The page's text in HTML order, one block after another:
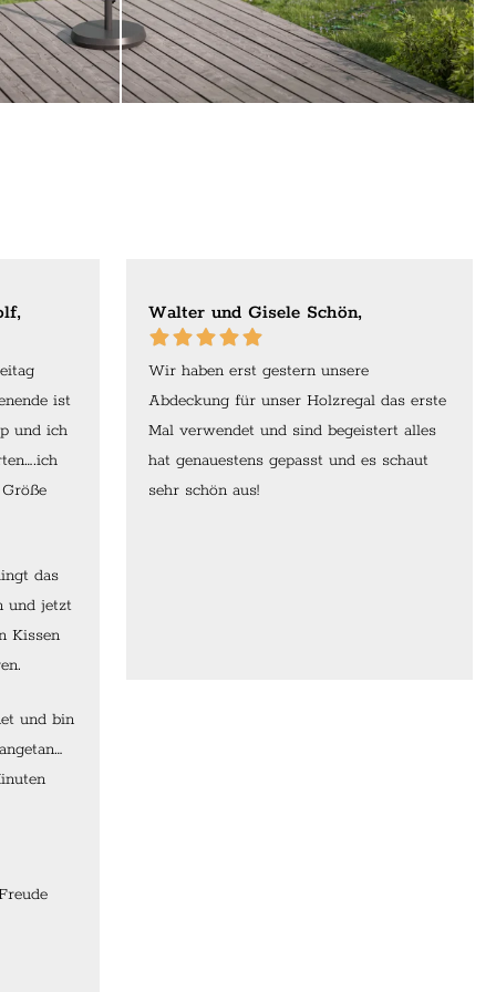
ist
und ich
das
und jetzt
Kissen
und bin
Walter und Gisele Schön,
Wir haben erst gestern unsere
Abdeckung für unser Holzregal das erste
Mal verwendet und sind begeistert alles
hat genauestens gepasst und es schaut
sehr schön aus!